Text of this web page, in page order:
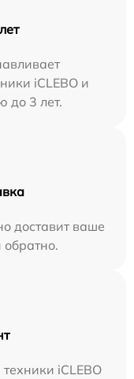
iCLEBO и
до 3 лет.
доставит ваше
обратно.
iCLEBO